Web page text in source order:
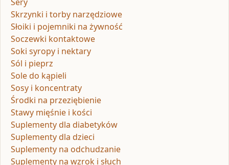
Skrzynki i torby narzędziowe
Słoiki i pojemniki na żywność
Soczewki kontaktowe
Soki syropy i nektary
Sól i pieprz
Sole do kąpieli
Sosy i koncentraty
Środki na przeziębienie
Stawy mięśnie i kości
Suplementy dla diabetyków
Suplementy dla dzieci
Suplementy na odchudzanie
Suplementy na wzrok i słuch